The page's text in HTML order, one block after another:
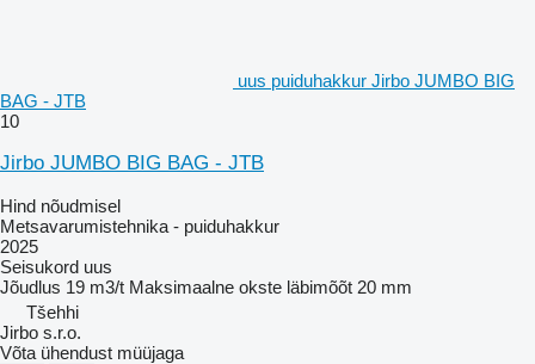
uus puiduhakkur Jirbo JUMBO BIG
BAG - JTB
10
Jirbo JUMBO BIG BAG - JTB
Hind nõudmisel
Metsavarumistehnika - puiduhakkur
2025
Seisukord uus
Jõudlus 19 m3/t Maksimaalne okste läbimõõt 20 mm
Tšehhi
Jirbo s.r.o.
Võta ühendust müüjaga